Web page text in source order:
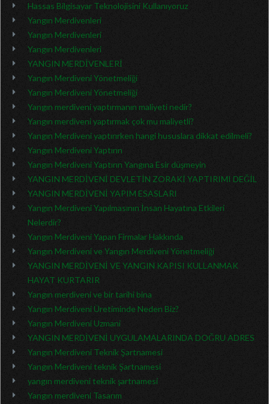
Hassas Bilgisayar Teknolojisini Kullanıyoruz
Yangın Merdivenleri
Yangın Merdivenleri
Yangın Merdivenleri
YANGIN MERDİVENLERİ
Yangın Merdiveni Yönetmeliği
Yangın Merdiveni Yönetmeliği
Yangın merdiveni yaptırmanın maliyeti nedir?
Yangın merdiveni yaptırmak çok mu maliyetli?
Yangın Merdiveni yaptırırken hangi hususlara dikkat edilmeli?
Yangın Merdiveni Yaptırın
Yangın Merdiveni Yaptırın Yangına Esir düşmeyin
YANGIN MERDİVENİ DEVLETİN ZORAKİ YAPTIRIMI DEĞİL
YANGIN MERDİVENİ YAPIM ESASLARI
Yangın Merdiveni Yapılmasının İnsan Hayatına Etkileri
Nelerdir?
Yangın Merdiveni Yapan Firmalar Hakkında
Yangın Merdiveni ve Yangın Merdiveni Yönetmeliği
YANGIN MERDİVENİ VE YANGIN KAPISI KULLANMAK
HAYAT KURTARIR
Yangın merdiveni ve bir tarihi bina
Yangın Merdiveni Üretiminde Neden Biz?
Yangın Merdiveni Uzmani
YANGIN MERDİVENİ UYGULAMALARINDA DOĞRU ADRES
Yangın Merdiveni Teknik Şartnamesi
Yangın Merdiveni teknik Şartnamesi
yangın merdiveni teknik şartnamesi
Yangın merdiveni Tasarım